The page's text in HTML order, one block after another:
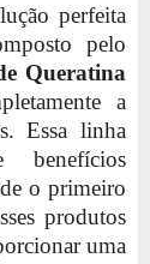
perfeita
pelo
Queratina
a
Essa linha
benefícios
o primeiro
produtos
uma